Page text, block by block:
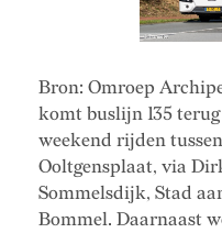
Bron: Omroep
komt buslijn 135
weekend rijden
Ooltgensplaat, via
Sommelsdijk, Stad
Bommel. Daarnaast